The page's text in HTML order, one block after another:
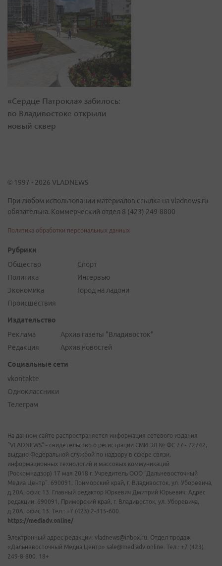
«Сердце Патрокла» забилось:
во Владивостоке открыли
новый сквер
© 1997 - 2026 VLADNEWS
При любом использовании материалов ссылка на vladnews.ru
обязательна. Коммерческий отдел 8 (423) 249-8800
Политика обработки персональных данных
Рубрики
Общество
Политика
Экономика
Происшествия
Спорт
Интервью
Город на ладони
Издательство
Реклама
Редакция
Архив газеты "Владивосток"
Архив новостей
Социальные сети
vkontakte
Одноклассники
Телеграм
На данном сайте распространяется информация сетевого издания
"VLADNEWS" - свидетельство о регистрации СМИ ЭЛ № ФС 77 - 72742,
выдано Федеральной службой по надзору в сфере связи,
информационных технологий и массовых коммуникаций
(Роскомнадзор) 17 мая 2018 г. Учредитель ООО "Дальневосточный
Медиа Центр". 690091, Приморский край, г. Владивосток, ул. Уборевича,
д.20А, офис 13. Главный редактор Юркевич Дмитрий Юрьевич. Адрес
редакции: 690091, Приморский край, г. Владивосток, ул. Уборевича,
д.20А, офис 13. Тел.: +7 (423) 2-415-600.
https://mediadv.online/
Электронный адрес редакции: vladnews@inbox.ru. Отдел продаж
«Дальневосточный Медиа Центр» sale@mediadv.online. Тел.: +7 (423)
249-8-800. 18+